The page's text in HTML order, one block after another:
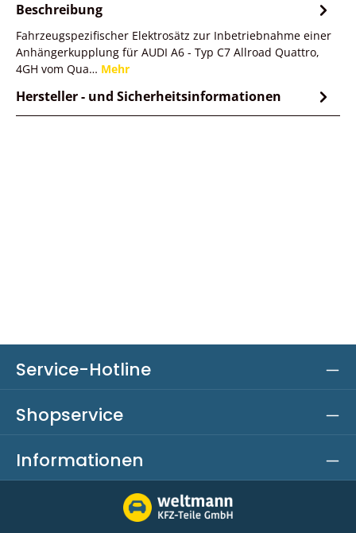
Beschreibung
Fahrzeugspezifischer Elektrosätz zur Inbetriebnahme einer
Anhängerkupplung für AUDI A6 - Typ C7 Allroad Quattro,
4GH vom Qua… Mehr
Hersteller - und Sicherheitsinformationen
Service-Hotline
Shopservice
Informationen